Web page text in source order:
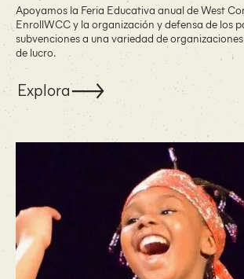
Apoyamos la Feria Educativa anual de West
EnrollWCC y la organización y defensa de los
subvenciones a una variedad de
de lucro.
Explora